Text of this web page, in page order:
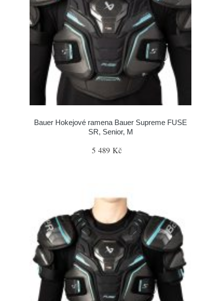
Bauer Hokejové ramena Bauer Supreme FUSE
SR, Senior, M
5 489 Kč